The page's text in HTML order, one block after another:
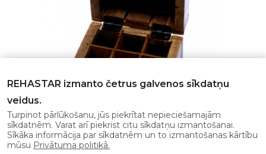
ĒTERISKO EĻĻU UZGLABĀŠANAS KASTE
REHASTAR izmanto četrus galvenos sīkdatņu
veidus.
Turpinot pārlūkošanu, jūs piekrītat nepieciešamajām
sīkdatnēm. Varat arī piekrist citu sīkdatņu izmantošanai.
Sīkāka informācija par sīkdatnēm un to izmantošanas kārtību
mūsu Privātuma politikā.